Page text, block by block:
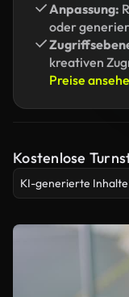
Anpassung:
oder
kreativen
Preise
Kostenlose
KI-generierte Inhalte